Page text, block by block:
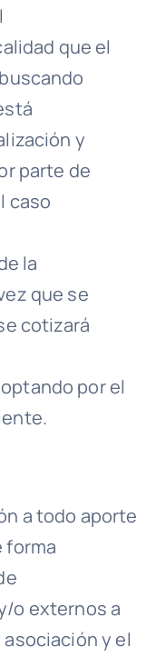
que el
y
parte de
caso
la
que se
cotizará
por el
a todo aporte
forma
o externos a
y el